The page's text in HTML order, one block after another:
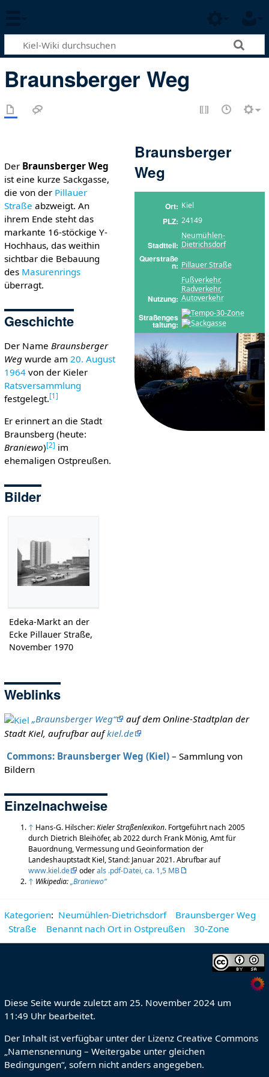
Braunsberger Weg
Braunsberger
Weg
Ort Kiel
PLZ 24149
Stadtteil
Neumühlen-
Dietrichsdorf
Querstraße
n Pillauer Straße
Nutzung
Fußverkehr,
Radverkehr,
Autoverkehr
Straßenges
taltung
Der Braunsberger Weg
ist eine kurze Sackgasse,
die von der Pillauer
Straße abzweigt. An
ihrem Ende steht das
markante 16-stöckige Y-
Hochhaus, das weithin
sichtbar die Bebauung
des Masurenrings
überragt.
Geschichte
Der Name Braunsberger
Wegwurde am 20. August
1964von der Kieler
Ratsversammlung
festgelegt.[1 ]
Er erinnert an die Stadt
Braunsberg (heute:
Braniewo)[2] im
ehemaligen Ostpreußen.
Bilder
Edeka-Markt an der
Ecke Pillauer Straße,
November 1970
Weblinks
„Braunsberger Weg“
auf dem Online-Stadtplan der
Stadt Kiel, aufrufbar aufkiel.de
Commons: Braunsberger Weg (Kiel)– Sammlung von
Bildern
Einzelnachweise
↑ Hans-G. Hilscher:Kieler Straßenlexikon. Fortgeführt nach 2005
durch Dietrich Bleihöfer, ab 2022 durch Frank Mönig, Amt für
Bauordnung, Vermessung und Geoinformation der
Landeshauptstadt Kiel, Stand: Januar 2021. Abrufbar auf
www.kiel.de
oderals .pdf-Datei, ca. 1,5 MB
↑ Wikipedia:„Braniewo“
Kategorien: Neumühlen-Dietrichsdorf
Braunsberger Weg
Straße
Benannt nach Ort in Ostpreußen 30-Zone
Diese Seite wurde zuletzt am 25. November 2024 um
11:49 Uhr bearbeitet.
Der Inhalt ist verfügbar unter der Lizenz Creative Commons
„Namensnennung – Weitergabe unter gleichen
Bedingungen“, sofern nicht anders angegeben.